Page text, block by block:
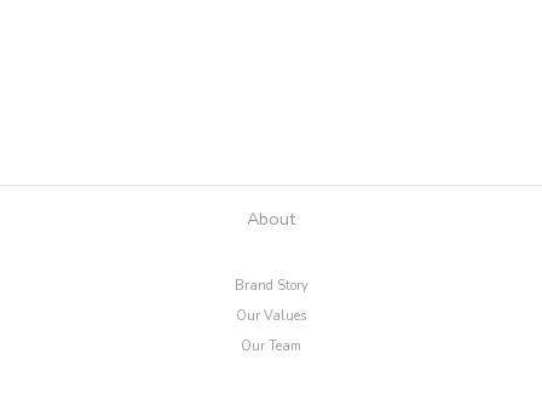
About
Brand Story
Our Values
Our Team